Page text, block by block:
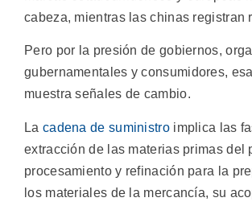
cabeza, mientras las chinas registran
Pero por la presión de gobiernos,
gubernamentales y consumidores,
muestra señales de cambio.
La cadena de suministroimplica las
extracción de las materias primas del
procesamiento y refinación para la
los materiales de la mercancía, su